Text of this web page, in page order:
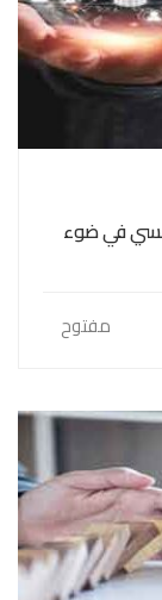
في ضوء
مفتوح